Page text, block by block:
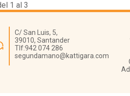
1 al 3
C/ San Luis, 5,
39010, Santander
Tlf:942 074 286
segundamano@kattigara.com